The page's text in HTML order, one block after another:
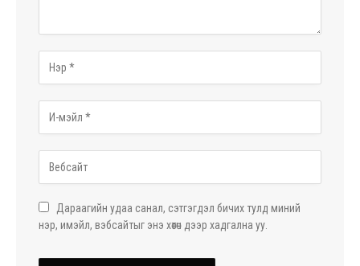
Дараагийн удаа санал, сэтгэгдэл бичих тулд миний
нэр, имэйл, вэбсайтыг энэ хөтөч дээр хадгална уу.